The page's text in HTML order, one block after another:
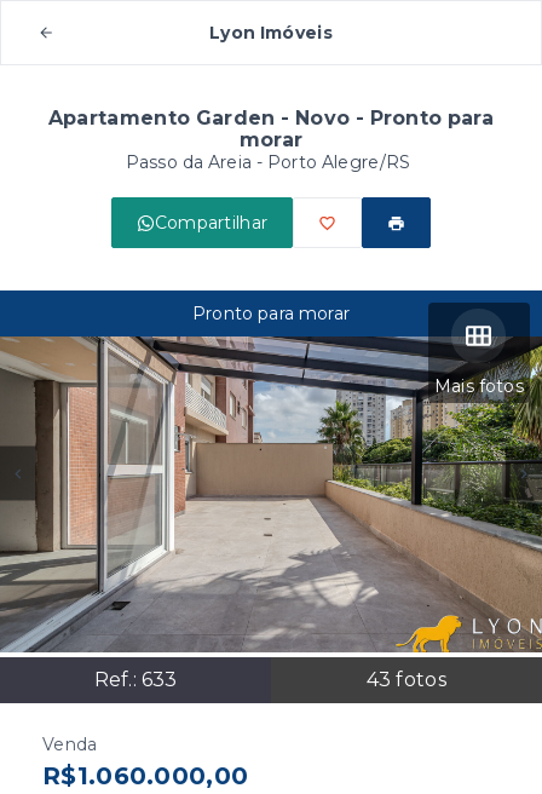
Lyon Imóveis
Apartamento Garden - Novo - Pronto para
morar
Passo da Areia - Porto Alegre/RS
Compartilhar
Mais fotos
Ref.: 633 43 fotos
Pronto para morar
Venda
R$1.060.000,00